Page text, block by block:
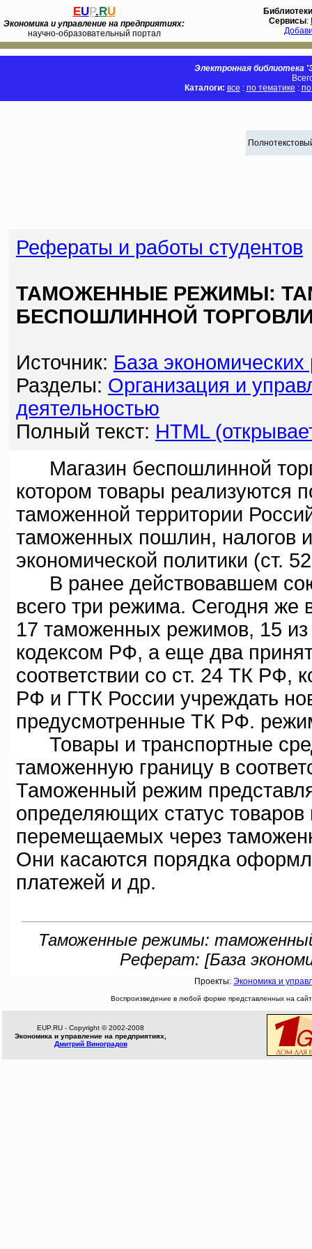
EUP.RU
Экономика и управление на предприятиях:
научно-образовательный портал
Библиотеки
Сервисы:
Электронная библиотека
Каталоги: все : по тематике :
Рефераты и работы студентов
ТАМОЖЕННЫЕ РЕЖИМЫ:
БЕСПОШЛИННОЙ
Источник: База
Разделы: Организация и
деятельностью
Полный текст: HTML
Магазин беспошлинной
котором товары реализуются
таможенной территории
таможенных пошлин, налогов
экономической политики (ст.
В ранее действовавшем
всего три режима. Сегодня же
17 таможенных режимов, 15
кодексом РФ, а еще два
соответствии со ст. 24 ТК РФ,
РФ и ГТК России учреждать
предусмотренные ТК РФ.
Товары и транспортные
таможенную границу в
Таможенный режим
определяющих статус товаров
перемещаемых через
Они касаются порядка
платежей и др.
Таможенные режимы:
Реферат: [База
Проекты: Экономика и
Воспроизведение в любой форме представленных на
EUP.RU - Copyright © 2002-2008
Экономика и управление на предприятиях,
Дмитрий Виноградов